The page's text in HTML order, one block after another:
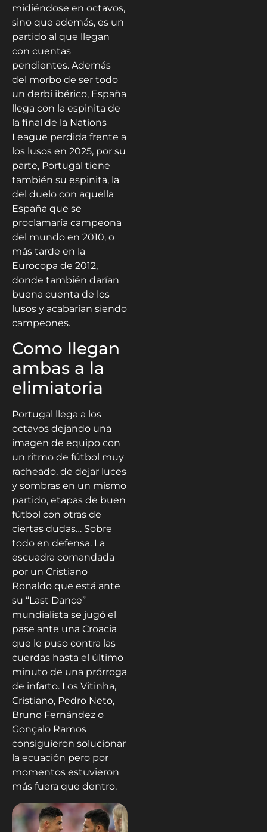
midiéndose en octavos,
sino que además, es un
partido al que llegan
con cuentas
pendientes. Además
del morbo de ser todo
un derbi ibérico, España
llega con la espinita de
la final de la Nations
League perdida frente a
los lusos en 2025, por su
parte, Portugal tiene
también su espinita, la
del duelo con aquella
España que se
proclamaría campeona
del mundo en 2010, o
más tarde en la
Eurocopa de 2012,
donde también darían
buena cuenta de los
lusos y acabarían siendo
campeones.
Como llegan
ambas a la
elimiatoria
Portugal llega a los
octavos dejando una
imagen de equipo con
un ritmo de fútbol muy
racheado, de dejar luces
y sombras en un mismo
partido, etapas de buen
fútbol con otras de
ciertas dudas… Sobre
todo en defensa. La
escuadra comandada
por un Cristiano
Ronaldo que está ante
su “Last Dance”
mundialista se jugó el
pase ante una Croacia
que le puso contra las
cuerdas hasta el último
minuto de una prórroga
de infarto. Los Vitinha,
Cristiano, Pedro Neto,
Bruno Fernández o
Gonçalo Ramos
consiguieron solucionar
la ecuación pero por
momentos estuvieron
más fuera que dentro.